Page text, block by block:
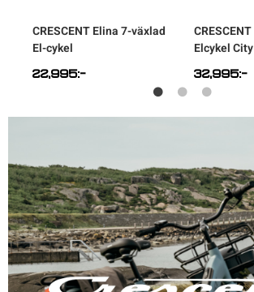
Slang
Styren & styrtillbehör
Stänkskärmar
Verktyg & reparation
Växlar
Övriga cykeltillbehör
CRESCENTElina 7-växlad
El-cykel
22,995:-
CRESCENT
Elcykel City
32,995:-